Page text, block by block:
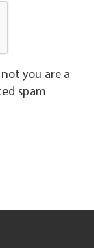
you are a
spam